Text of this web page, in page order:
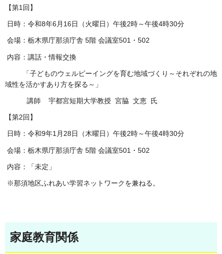
【第1回】
日時：令和8年6月16日（火曜日）午後2時～午後4時30分
会場：栃木県庁那須庁舎 5階 会議室501・502
内容：講話・情報交換
「子どものウェルビーイングを育む地域づくり～それぞれの地
域性を活かすあり方を探る～」
講師 宇都宮短期大学教授 宮脇 文恵 氏
【第2回】
日時：令和9年1月28日（木曜日）午後2時～午後4時30分
会場：栃木県庁那須庁舎 5階 会議室501・502
内容：「未定」
※那須地区ふれあい学習ネットワークを兼ねる。
家庭教育関係